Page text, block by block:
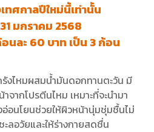
ทศกาลปีใหม่นี้เท่านั้น
มกราคม 2568
นละ 60 บาท เป็น 3 ก้อน
รังไหมผสมน้ำมันดอกทานตะวัน มี
ากโปรตีนไหม เหมาะที่จะนำมา
อ่อนโยนช่วยให้ผิวหน้านุ่มชุ่มชื้นไม่
ลอวัยและให้ร่างกายสดชื่น